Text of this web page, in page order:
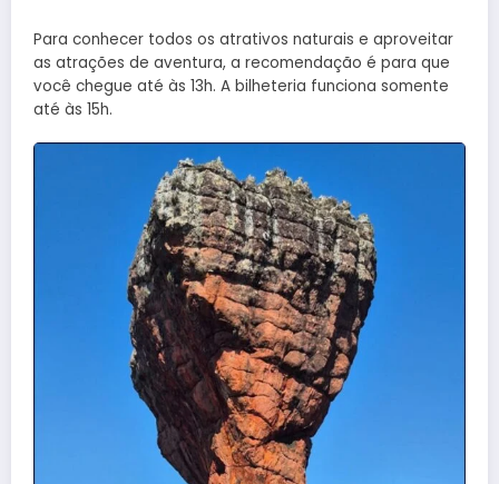
Para conhecer todos os atrativos naturais e aproveitar
as atrações de aventura, a recomendação é para que
você chegue até às 13h. A bilheteria funciona somente
até às 15h.